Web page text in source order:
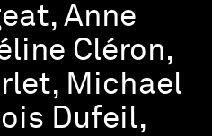
Anne
Cléron,
Michael
Dufeil,